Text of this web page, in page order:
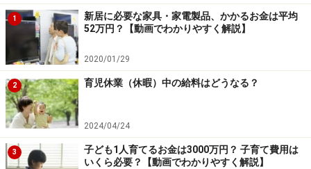
1
新居に必要な家具・家電製品、かかるお金は平均
52万円？【動画でわかりやすく解説】
2020/01/29
2 育児休業（休暇）中の給料はどうなる？
2024/04/24
3
子ども1人育てるお金は3000万円？ 子育て費用は
いくら必要？【動画でわかりやすく解説】